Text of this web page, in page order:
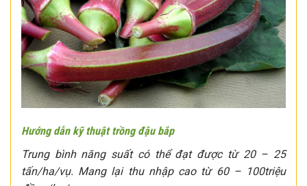
Hướng dẫn kỹ thuật trồng đậu bắp
Trung bình năng suất có thể đạt được từ 20 – 25
tấn/ha/vụ. Mang lại thu nhập cao từ 60 – 100triệu